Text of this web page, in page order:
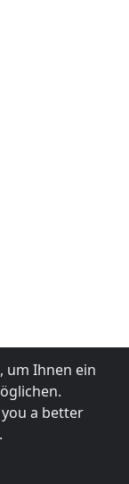
um Ihnen ein
a better